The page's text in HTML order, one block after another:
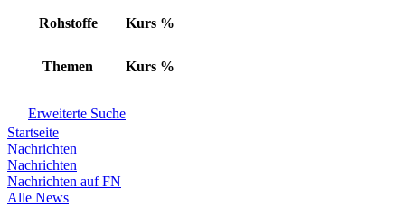
Rohstoffe Kurs %
Themen Kurs %
Erweiterte Suche
Startseite
Nachrichten
Nachrichten
Nachrichten auf FN
Alle News